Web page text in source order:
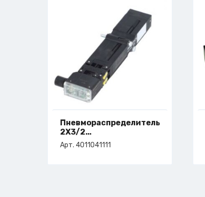
Пневмораспределитель
2X3/2
ELEKT.NORM.GESP. HF03
арт. 4-011-04-1111
Арт. 4011041111